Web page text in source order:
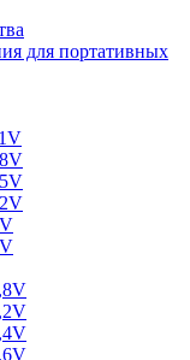
для портативных